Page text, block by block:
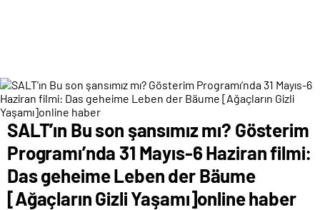
SALT’ın Bu son şansımız mı? Gösterim
Programı’nda 31 Mayıs-6 Haziran filmi:
Das geheime Leben der Bäume
[Ağaçların Gizli Yaşamı]online haber